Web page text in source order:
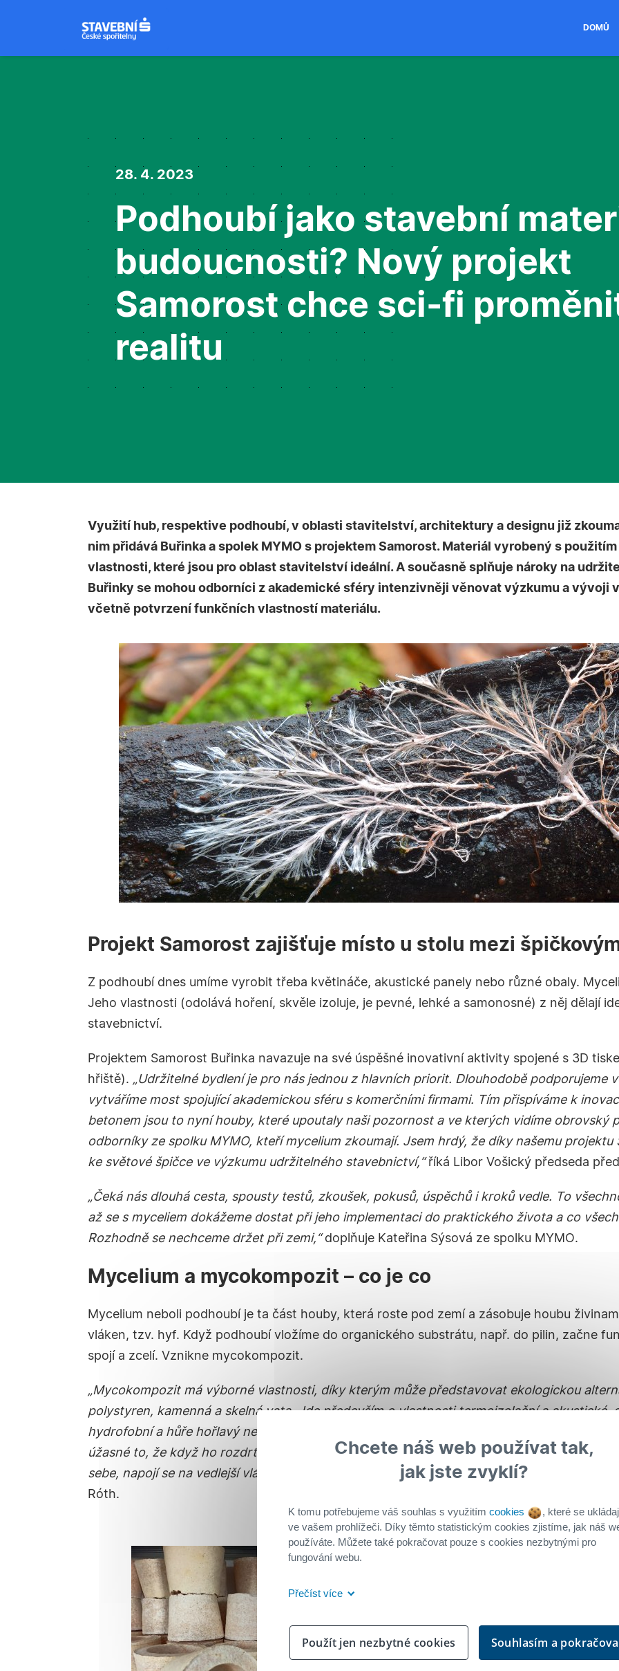
DOMŮ
28. 4. 2023
Podhoubí jako stavební
budoucnosti? Nový projekt
Samorost chce sci-fi
realitu
Využití hub, respektive podhoubí, v oblasti stavitelství, architektury a designu již
nim přidává Buřinka a spolek MYMO s projektem Samorost. Materiál vyrobený s
vlastnosti, které jsou pro oblast stavitelství ideální. A současně splňuje nároky na
Buřinky se mohou odborníci z akademické sféry intenzivněji věnovat výzkumu a
včetně potvrzení funkčních vlastností materiálu.
Projekt Samorost zajišťuje místo u stolu mezi
Z podhoubí dnes umíme vyrobit třeba květináče, akustické panely nebo různé obaly.
Jeho vlastnosti (odolává hoření, skvěle izoluje, je pevné, lehké a samonosné) z něj dělají
stavebnictví.
Projektem Samorost Buřinka navazuje na své úspěšné inovativní aktivity spojené s 3D
hřiště). „Udržitelné bydlení je pro nás jednou z hlavních priorit. Dlouhodobě podporujeme
vytváříme most spojující akademickou sféru s komerčními firmami. Tím přispíváme k
betonem jsou to nyní houby, které upoutaly naši pozornost a ve kterých vidíme obrovský
odborníky ze spolku MYMO, kteří mycelium zkoumají. Jsem hrdý, že díky našemu
ke světové špičce ve výzkumu udržitelného stavebnictví,“říká Libor Vošický předseda
„Čeká nás dlouhá cesta, spousty testů, zkoušek, pokusů, úspěchů i kroků vedle. To
až se s myceliem dokážeme dostat při jeho implementaci do praktického života a co
Rozhodně se nechceme držet při zemi,“doplňuje Kateřina Sýsová ze spolku MYMO.
Mycelium a mycokompozit – co je co
Mycelium neboli podhoubí je ta část houby, která roste pod zemí a zásobuje houbu
vláken, tzv. hyf. Když podhoubí vložíme do organického substrátu, např. do pilin, začne
spojí a zcelí. Vznikne mycokompozit.
„Mycokompozit má výborné vlastnosti, díky kterým může představovat ekologickou
polystyren, kamenná a skelná vata. Jde především o vlastnosti termoizolační a akustické,
hydrofobní a hůře hořlavý než třeba dřevotříska či polystyren,“
úžasné to, že když ho rozdrtíte a vložíte do nějaké formy, zůstává živý. Z jednotlivých
sebe, napojí se na vedlejší vlákna a mycelium tak opět sroste dohromady. Už ale ve tvaru,
Róth.
Chcete náš web používat tak,
jak jste zvyklí?
K tomu potřebujeme váš souhlas s využitím cookies
, které se
ve vašem prohlížeči. Díky těmto statistickým cookies zjistíme, jak náš
používáte. Můžete také pokračovat pouze s cookies nezbytnými pro
fungování webu.
Přečíst více
Souhlasím a
Použít jen nezbytné cookies